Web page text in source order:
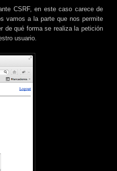
CSRF, en este caso carece de
vamos a la parte que nos permite
de qué forma se realiza la petición
usuario.